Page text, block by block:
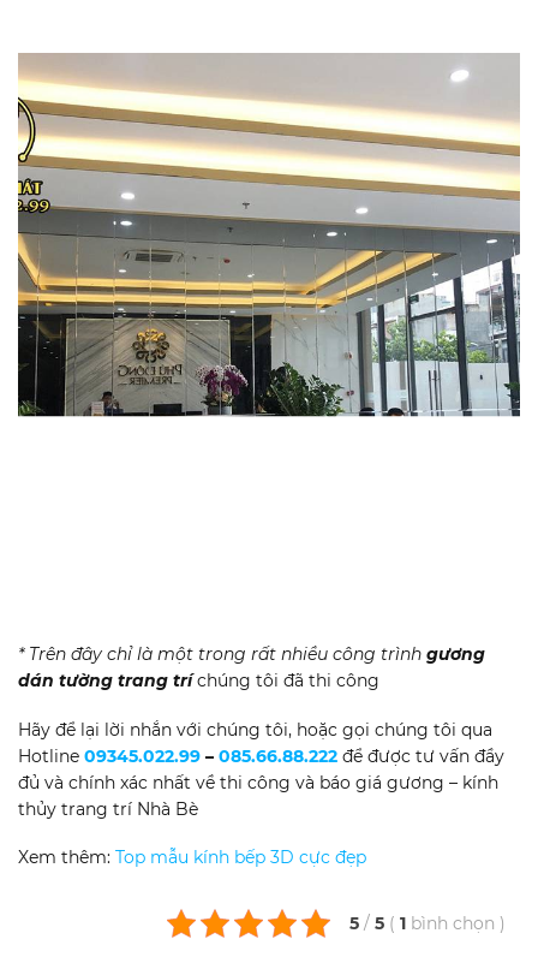
* Trên đây chỉ là một trong rất nhiều công trình gương
dán tường trang tríchúng tôi đã thi công
Hãy để lại lời nhắn với chúng tôi, hoặc gọi chúng tôi qua
Hotline 09345.022.99 – 085.66.88.222 để được tư vấn đầy
đủ và chính xác nhất về thi công và báo giá gương – kính
thủy trang trí Nhà Bè
Xem thêm: Top mẫu kính bếp 3D cực đẹp
5 / 5 ( 1 bình chọn )